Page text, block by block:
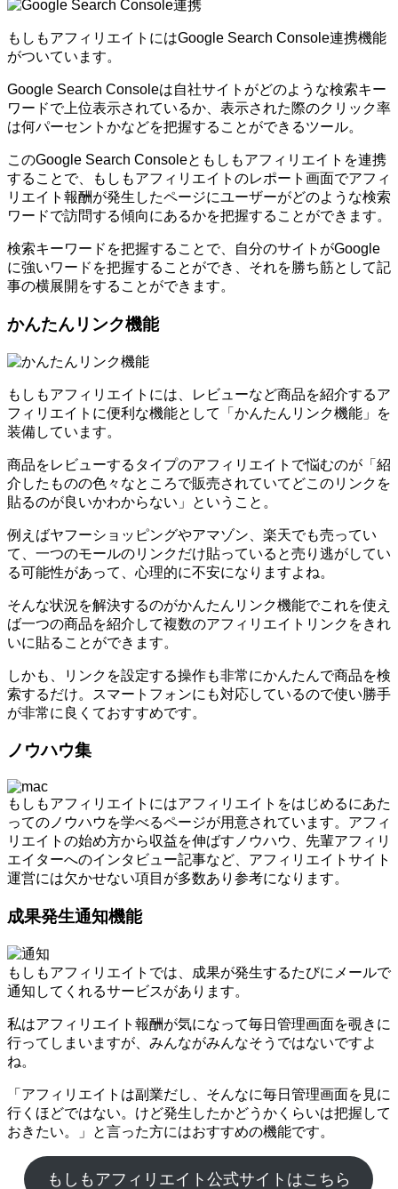
もしもアフィリエイトにはGoogle Search Console連携機能
がついています。
Google Search Consoleは自社サイトがどのような検索キー
ワードで上位表示されているか、表示された際のクリック率
は何パーセントかなどを把握することができるツール。
このGoogle Search Consoleともしもアフィリエイトを連携
することで、もしもアフィリエイトのレポート画面でアフィ
リエイト報酬が発生したページにユーザーがどのような検索
ワードで訪問する傾向にあるかを把握することができます。
検索キーワードを把握することで、自分のサイトがGoogle
に強いワードを把握することができ、それを勝ち筋として記
事の横展開をすることができます。
かんたんリンク機能
もしもアフィリエイトには、レビューなど商品を紹介するア
フィリエイトに便利な機能として「かんたんリンク機能」を
装備しています。
商品をレビューするタイプのアフィリエイトで悩むのが「紹
介したものの色々なところで販売されていてどこのリンクを
貼るのが良いかわからない」ということ。
例えばヤフーショッピングやアマゾン、楽天でも売ってい
て、一つのモールのリンクだけ貼っていると売り逃がしてい
る可能性があって、心理的に不安になりますよね。
そんな状況を解決するのがかんたんリンク機能でこれを使え
ば一つの商品を紹介して複数のアフィリエイトリンクをきれ
いに貼ることができます。
しかも、リンクを設定する操作も非常にかんたんで商品を検
索するだけ。スマートフォンにも対応しているので使い勝手
が非常に良くておすすめです。
ノウハウ集
もしもアフィリエイトにはアフィリエイトをはじめるにあた
ってのノウハウを学べるページが用意されています。アフィ
リエイトの始め方から収益を伸ばすノウハウ、先輩アフィリ
エイターへのインタビュー記事など、アフィリエイトサイト
運営には欠かせない項目が多数あり参考になります。
成果発生通知機能
もしもアフィリエイトでは、成果が発生するたびにメールで
通知してくれるサービスがあります。
私はアフィリエイト報酬が気になって毎日管理画面を覗きに
行ってしまいますが、みんながみんなそうではないですよ
ね。
「アフィリエイトは副業だし、そんなに毎日管理画面を見に
行くほどではない。けど発生したかどうかくらいは把握して
おきたい。」と言った方にはおすすめの機能です。
もしもアフィリエイト公式サイトはこちら